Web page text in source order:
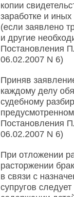
копии
заработке и иных
(если заявлено
и другие
Постановления
06.02.2007 N 6)
Приняв
каждому делу
судебному
Постановления
06.02.2007 N 6)
При отложении
расторжении
в связи с
супругов